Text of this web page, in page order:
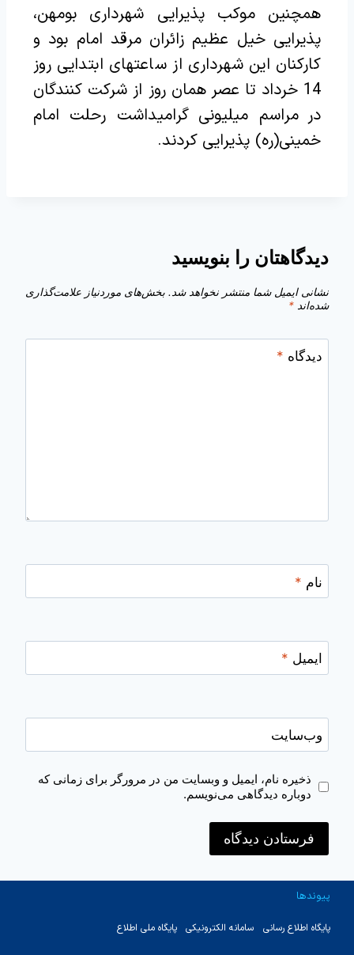
همچنین موکب پذیرایی شهرداری بومهن،
پذیرایی خیل عظیم زائران مرقد امام بود و
کارکنان این شهرداری از ساعتهای ابتدایی روز
14 خرداد تا عصر همان روز از شرکت کنندگان
در مراسم میلیونی گرامیداشت رحلت امام
خمینی(ره) پذیرایی کردند.
دیدگاهتان را بنویسید
نشانی ایمیل شما منتشر نخواهد شد. بخش‌های موردنیاز علامت‌گذاری
شده‌اند *
دیدگاه *
نام *
ایمیل *
وب‌سایت
ذخیره نام، ایمیل و وبسایت من در مرورگر برای زمانی که
دوباره دیدگاهی می‌نویسم.
پیوندها
پایگاه اطلاع رسانی سامانه الکترونیکی پایگاه ملی اطلاع